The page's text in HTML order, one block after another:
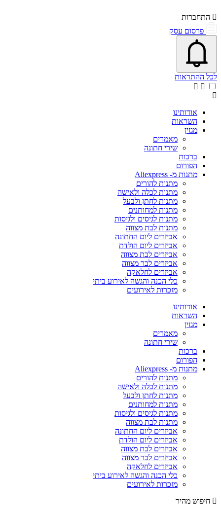
התחברות
פרסום עסק
פתיחת\סגירת מרכז התראות
אייקון פעמון
לכל ההתראות
אודותינו
השראות
מגזין
מאמרים
שירי חתונה
ברכות
הפורום
מתנות מ- Aliexpress
מתנות להורים
מתנות לכלה ולאישה
מתנות לחתן ולבעל
מתנות למחותנים
מתנות לגיסים ולגיסות
מתנות לבת מצווה
אביזרים ליום החתונה
אביזרים ליום הולדת
אביזרים לבת מצווה
אביזרים לבר מצווה
אביזרים לחלאקה
כלי הכנה והגשה לאירוע ביתי
מזכרות לאירועים
אודותינו
השראות
מגזין
מאמרים
שירי חתונה
ברכות
הפורום
מתנות מ- Aliexpress
מתנות להורים
מתנות לכלה ולאישה
מתנות לחתן ולבעל
מתנות למחותנים
מתנות לגיסים ולגיסות
מתנות לבת מצווה
אביזרים ליום החתונה
אביזרים ליום הולדת
אביזרים לבת מצווה
אביזרים לבר מצווה
אביזרים לחלאקה
כלי הכנה והגשה לאירוע ביתי
מזכרות לאירועים
חיפוש מהיר